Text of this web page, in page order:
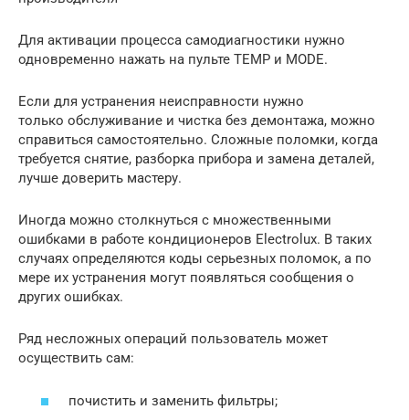
Для активации процесса самодиагностики нужно
одновременно нажать на пульте TEMP и MODE.
Если для устранения неисправности нужно
только обслуживание и чистка без демонтажа, можно
справиться самостоятельно. Сложные поломки, когда
требуется снятие, разборка прибора и замена деталей,
лучше доверить мастеру.
Иногда можно столкнуться с множественными
ошибками в работе кондиционеров Electrolux. В таких
случаях определяются коды серьезных поломок, а по
мере их устранения могут появляться сообщения о
других ошибках.
Ряд несложных операций пользователь может
осуществить сам:
почистить и заменить фильтры;